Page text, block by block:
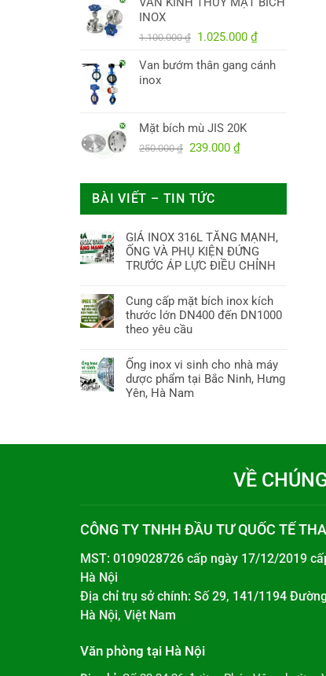
là:
tại
17.000 ₫.
INOX
1.100.000₫ Giá
là:
1.025.000 ₫Giá
tại
Van bướm thân gang cánh
inox
Mặt bích mù JIS 20K
250.000₫ Giá
250.000 ₫.
239.000 ₫Giá
BÀI VIẾT – TIN TỨC
GIÁ INOX 316L TĂNG MẠNH,
ỐNG VÀ PHỤ KIỆN ĐỨNG
TRƯỚC ÁP LỰC ĐIỀU CHỈNH
Cung cấp mặt bích inox kích
thước lớn DN400 đến DN1000
theo yêu cầu
Ống inox vi sinh cho nhà máy
dược phẩm tại Bắc Ninh, Hưng
Yên, Hà Nam
VỀ
CÔNG TY TNHH ĐẦU TƯ QUỐC TẾ
MST: 0109028726 cấp ngày 17/12/2019
Hà Nội
Địa chỉ trụ sở chính: Số 29, 141/1194
Hà Nội, Việt Nam
Văn phòng tại Hà Nội